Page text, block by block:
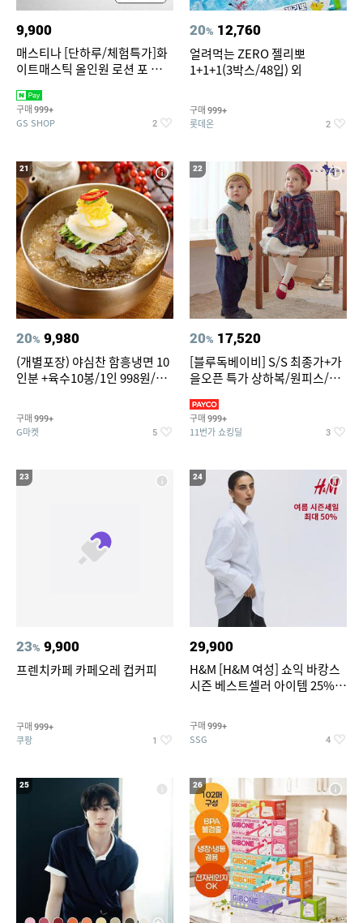
9,900
매스티나 [단하루/체험특가]화
이트매스틱 올인원 로션 포 맨
구매 999+
GS SHOP 2
20% 12,760
얼려먹는 ZERO 젤리뽀
1+1+1(3박스/48입) 외
구매 999+
롯데온 2
21
20% 9,980
(개별포장) 야심찬 함흥냉면 10
인분 +육수10봉/1인 998원/머
구매 999+
G마켓 5
22
20% 17,520
[블루독베이비] S/S 최종가+가
을오픈 특가 상하복/원피스/내
구매 999+
11번가 쇼킹딜 3
23
23% 9,900
프렌치카페 카페오레 컵커피
구매 999+
쿠팡 1
24
29,900
H&M [H&M 여성] 쇼익 바캉스
시즌 베스트셀러 아이템 25%
구매 999+
SSG 4
25 26